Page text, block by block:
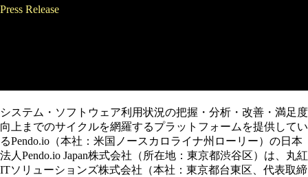
Press Release
システム・ソフトウェア利用状況の把握・分析・改善・満足度
向上までのサイクルを網羅するプラットフォームを提供してい
るPendo.io（本社：米国ノースカロライナ州ローリー）の日本
法人Pendo.io Japan株式会社（所在地：東京都渋谷区）は、丸紅
ITソリューションズ株式会社（本社：東京都台東区、代表取締